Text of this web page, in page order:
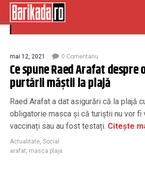
masca plaja
mai 12, 2021 0 Comentariu
Ce spune Raed Arafat
purtării măştii la plajă
Raed Arafat a dat asigurări că la plajă
obligatorie masca și că turiștii nu vor fi
vaccinați sau au fost testați. Citește
Actualitate, Social
arafat, masca plaja